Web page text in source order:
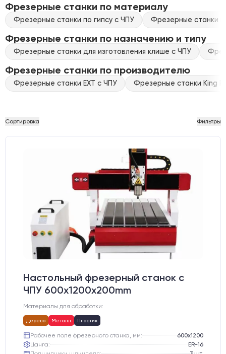
Фрезерные станки по материалу
Фрезерные станки по гипсу с ЧПУ Фрезерные станки
Фрезерные станки по назначению и типу
Фрезерные станки для изготовления клише с ЧПУ
Фрезерные станки по производителю
Фрезерные станки EXT с ЧПУ Фрезерные станки King
Сортировка Фильтры
Настольный фрезерный станок с
ЧПУ 600x1200x200mm
Материалы для обработки:
Дерево Металл Пластик
Рабочее поле фрезерного станка, мм:
600х1200
Цанга:
ER-16